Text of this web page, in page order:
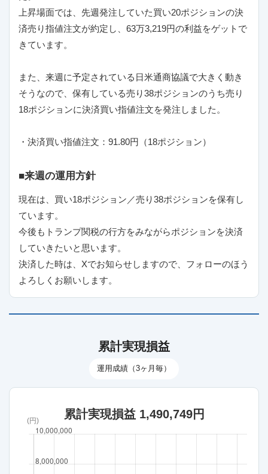
上昇場面では、先週発注していた買い20ポジションの決
済売り指値注文が約定し、63万3,219円の利益をゲットで
きています。
また、来週に予定されている日米通商協議で大きく動き
そうなので、保有している売り38ポジションのうち売り
18ポジションに決済買い指値注文を発注しました。
・決済買い指値注文：91.80円（18ポジション）
■来週の運用方針
現在は、買い18ポジション／売り38ポジションを保有し
ています。
今後もトランプ関税の行方をみながらポジションを決済
していきたいと思います。
決済した時は、Xでお知らせしますので、フォローのほう
よろしくお願いします。
累計実現損益
運用成績（3ヶ月毎）